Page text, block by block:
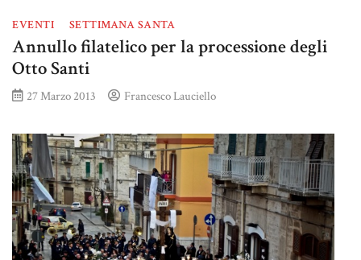
EVENTI SETTIMANA SANTA
Annullo filatelico per la processione degli
Otto Santi
27 Marzo 2013 Francesco Lauciello